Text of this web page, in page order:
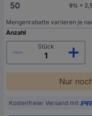
50
9% =
Mengenrabatte variieren je
Anzahl
Stück
Nur
Kostenfreier Versand mit